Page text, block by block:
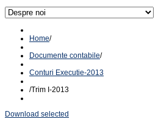
Home/
Documente contabile/
Conturi Executie-2013
/Trim I-2013
Download selected